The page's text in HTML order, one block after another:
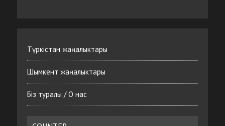
Түркістан жаңалыктары
Шымкент жаңалыктары
Біз туралы / О нас